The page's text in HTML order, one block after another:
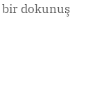
bir dokunuş